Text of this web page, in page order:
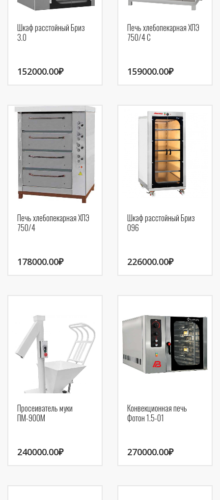
Шкаф расстойный Бриз
3.0
152000.00₽
Печь хлебопекарная ХПЭ
750/4 С
159000.00₽
Печь хлебопекарная ХПЭ
750/4
178000.00₽
Шкаф расстойный Бриз
096
226000.00₽
Просеиватель муки
ПМ-900М
240000.00₽
Конвекционная печь
Фотон 1.5-01
270000.00₽